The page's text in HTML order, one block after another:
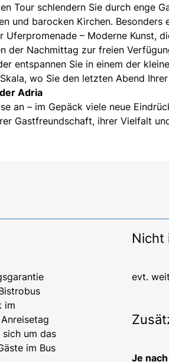
Tour schlendern Sie durch enge
und barocken Kirchen.
Uferpromenade – Moderne Kunst,
der Nachmittag zur freien
entspannen Sie in einem der
wo Sie den letzten Abend
Adria
an – im Gepäck viele neue
Gastfreundschaft, ihrer Vielfalt
im
um das
im Bus
Nicht
evt.
Je